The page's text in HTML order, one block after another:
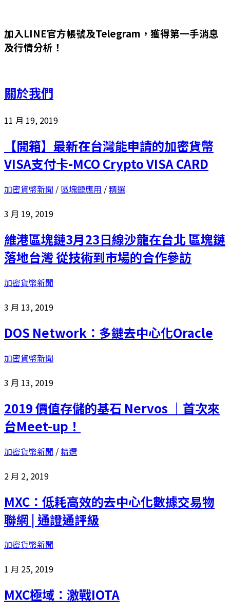
加入LINE官方帳號及Telegram，獲得第一手消息
及行情分析！
關於我們
11 月 19, 2019
【開箱】最新在台灣能申請的加密貨幣
VISA支付卡-MCO Crypto VISA CARD
加密貨幣新聞 / 區塊鏈應用 /精選
3 月 19, 2019
維港區塊鏈3月23日線沙龍在台北 區塊鏈
落地台灣 從技術到市場的合作參訪
加密貨幣新聞
3 月 13, 2019
DOS Network：多鏈去中心化Oracle
加密貨幣新聞
3 月 13, 2019
2019 價值存儲的基石 Nervos ｜首次來
台Meet-up！
加密貨幣新聞 /精選
2 月 2, 2019
MXC：低耗高效的去中心化數據交易物
聯網 | 通證通評級
加密貨幣新聞
1 月 25, 2019
MXC極域：激戰IOTA